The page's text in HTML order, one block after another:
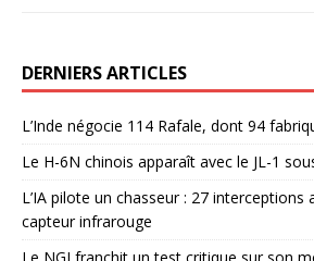
DERNIERS ARTICLES
L’Inde négocie 114 Rafale, dont 94
Le H-6N chinois apparaît avec le JL-1
L’IA pilote un chasseur : 27
capteur infrarouge